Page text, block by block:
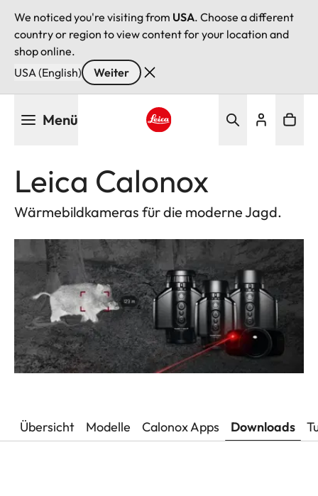
We noticed you're visiting from USA. Choose a different
country or region to view content for your location and
shop online.
USA (English)
Weiter
Menü
Leica Calonox
Wärmebildkameras für die moderne Jagd.
Übersicht Modelle Calonox Apps Downloads